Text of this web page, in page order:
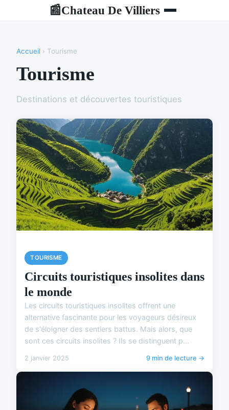
📰Chateau De Villiers
Accueil › Tourisme
Tourisme
Destinations et découvertes touristiques
TOURISME
Circuits touristiques insolites dans
le monde
Les circuits touristiques insolites offrent une
alternative fascinante pour les voyageurs désireux
de s'éloigner des sentiers battus. Mais alors, que
sont ces circuits insolites ? Ils se distinguent p...
2 janvier 2025 9 min de lecture →